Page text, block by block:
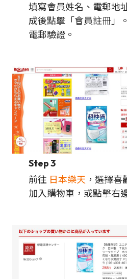
填寫會員姓名、電郵地
成後點擊「會員註冊」
電郵驗證。
Step 3
前往 日本樂天 ，選擇
加入購物車，或點擊右